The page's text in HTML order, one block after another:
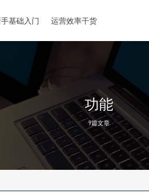
基础入门 运营效率干货
功能
9篇文章